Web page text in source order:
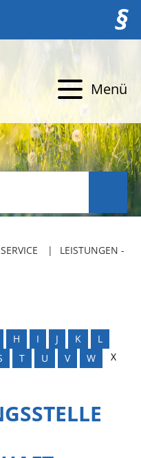
§
Menü
LEISTUNGEN -
H I J K
L
T U V W
X